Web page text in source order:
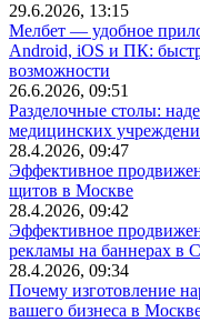
29.6.2026, 13:15
Мелбет — удобное
Android, iOS и ПК:
возможности
26.6.2026, 09:51
Разделочные столы:
медицинских
28.4.2026, 09:47
Эффективное
щитов в Москве
28.4.2026, 09:42
Эффективное
рекламы на баннерах в
28.4.2026, 09:34
Почему изготовление
вашего бизнеса в